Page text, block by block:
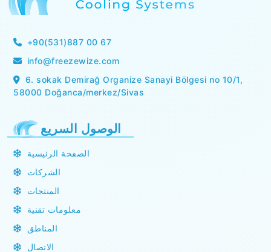
+90(531)887 00 67
info@freezewize.com
6. sokak Demirağ Organize Sanayi Bölgesi no 10/1,
58000 Doğanca/merkez/Sivas
الوصول السريع
الصفحة الرئيسية
الشركات
المنتجات
معلومات تقنية
المناطق
الاتصال